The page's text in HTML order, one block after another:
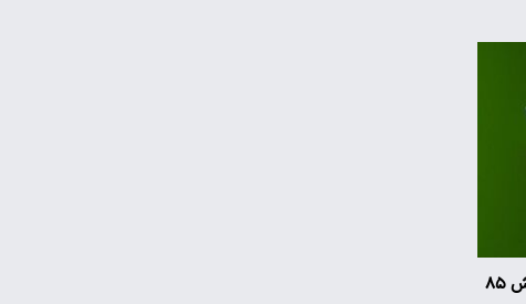
گلکسی A۳۷؛ میانرده جدید سامسونگ ارزش ۸۵